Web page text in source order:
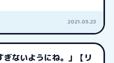
2021.05.23
ぎないようにね。」【リ